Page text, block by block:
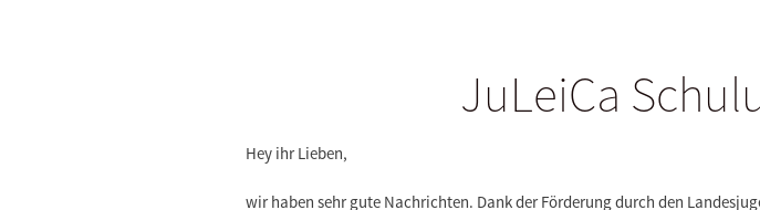
JuLeiCa
Hey ihr Lieben,
wir haben sehr gute Nachrichten. Dank der Förderung durch den